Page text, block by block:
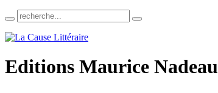
Editions Maurice Nadeau